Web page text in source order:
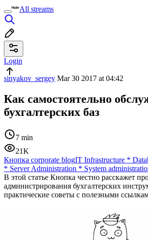
All streams
Login
sinyakov_sergey Mar 30 2017 at 04:42
Как самостоятельно
бухгалтерских баз
7 min
21K
Кнопка corporate blogIT Infrastructure *
* Server Administration * System
В этой статье Кнопка честно расскажет
администрирования бухгалтерских
практические советы с полезными